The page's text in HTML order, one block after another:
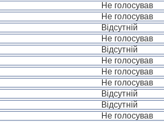
Не голосував
Не голосував
Відсутній
Не голосував
Відсутній
Не голосував
Не голосував
Не голосував
Відсутній
Відсутній
Не голосував